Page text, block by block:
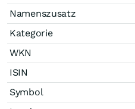
Namenszusatz
Kategorie
WKN
ISIN
Symbol